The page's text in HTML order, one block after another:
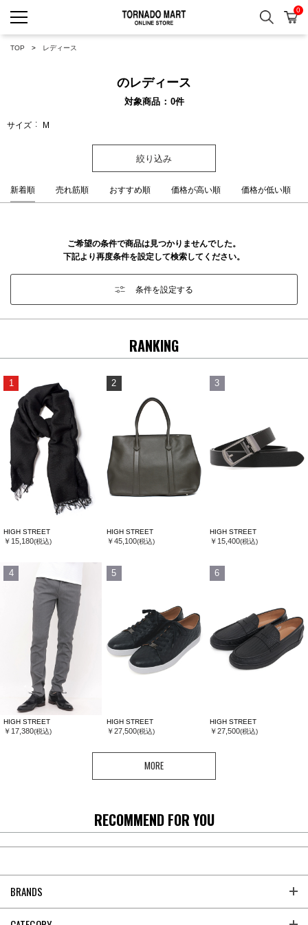
検索 カ
0
TOP レディース
のレディース
対象商品 0件
サイズ M
絞り込み
新着順 売れ筋順 おすすめ順 価格が高い順 価格が低い順
ご希望の条件で商品は見つかりませんでした。
下記より再度条件を設定して検索してください。
条件を設定する
RANKING
1
HIGH STREET
￥15,180(税込)
2
HIGH STREET
￥45,100(税込)
3
HIGH STREET
￥15,400(税込)
4
HIGH STREET
￥17,380(税込)
5
HIGH STREET
￥27,500(税込)
6
HIGH STREET
￥27,500(税込)
MORE
RECOMMEND FOR YOU
BRANDS